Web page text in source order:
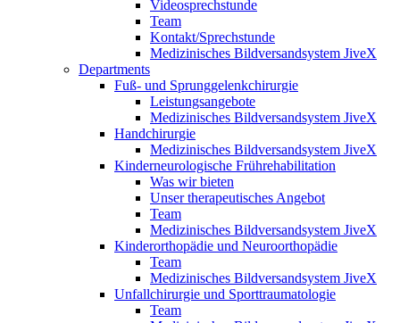
Videosprechstunde
Team
Kontakt/Sprechstunde
Medizinisches Bildversandsystem JiveX
Departments
Fuß- und Sprunggelenkchirurgie
Leistungsangebote
Medizinisches Bildversandsystem JiveX
Handchirurgie
Medizinisches Bildversandsystem JiveX
Kinderneurologische Frührehabilitation
Was wir bieten
Unser therapeutisches Angebot
Team
Medizinisches Bildversandsystem JiveX
Kinderorthopädie und Neuroorthopädie
Team
Medizinisches Bildversandsystem JiveX
Unfallchirurgie und Sporttraumatologie
Team